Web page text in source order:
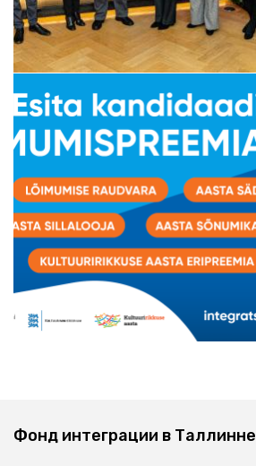
Фонд интеграции в Таллинне